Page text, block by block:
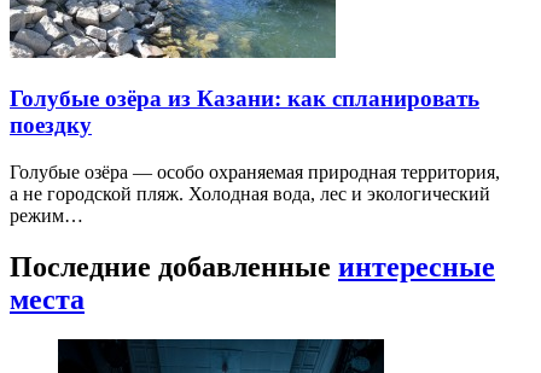
Голубые озёра из Казани: как спланировать
поездку
Голубые озёра — особо охраняемая природная территория,
а не городской пляж. Холодная вода, лес и экологический
режим…
Последние добавленные интересные
места